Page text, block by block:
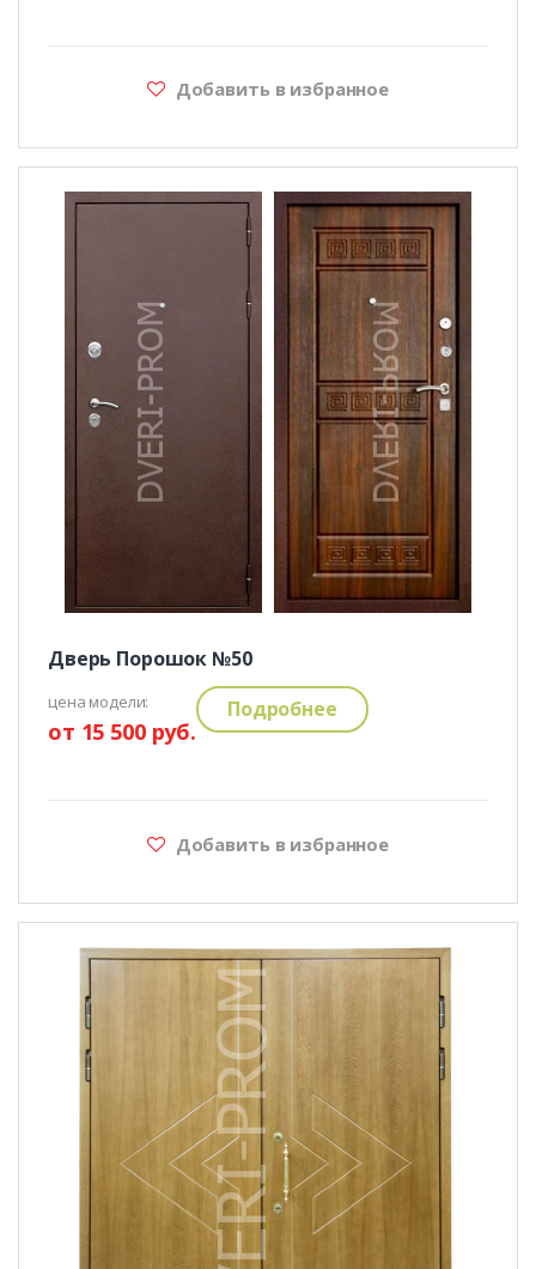
Добавить в избранное
Дверь Порошок №50
цена модели:
от 15 500 руб.
Подробнее
Добавить в избранное